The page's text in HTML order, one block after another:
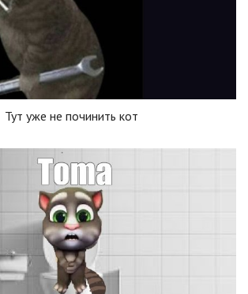
Тут уже не починить кот